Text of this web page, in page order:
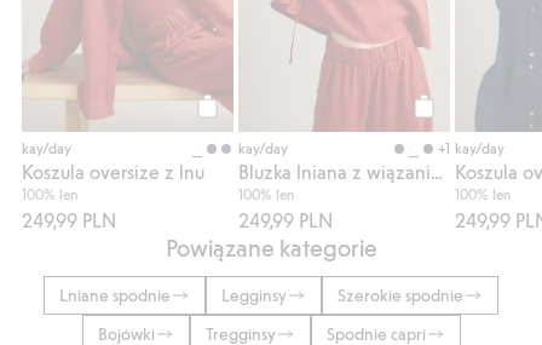
Kup
kay/day
Koszula oversize z lnu
100% len
249,99 PLN
Kup
kay/day +1
100% len
249,99 PLN
kay/day
Koszula
100% len
249,99
Powiązane kategorie
Lniane spodnie Legginsy
Szerokie spodnie
Bojówki
Tregginsy Spodnie capri